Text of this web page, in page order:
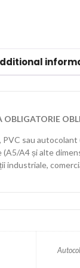
OBLIGATORIE
PVC sau
A4 și alte
industriale,